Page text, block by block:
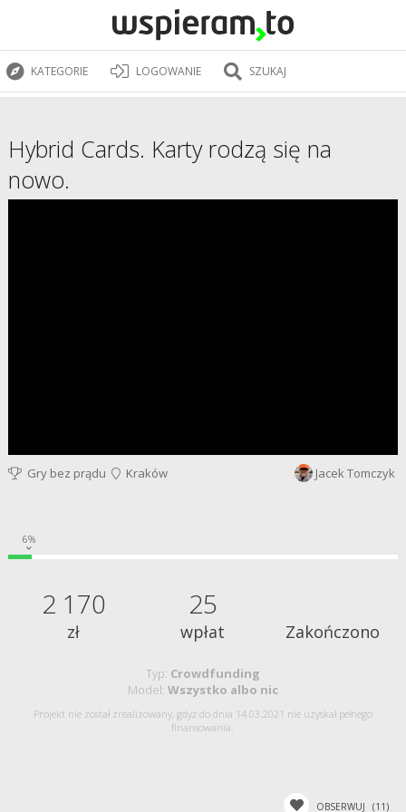
KATEGORIE LOGOWANIE SZUKAJ
Hybrid Cards. Karty rodzą się na
nowo.
Gry bez prądu Kraków Jacek Tomczyk
6%
2 170
zł
25
wpłat Zakończono
Typ: Crowdfunding
Model: Wszystko albo nic
Projekt nie został zrealizowany, gdyż do dnia 14.03.2021 nie uzyskał pełnego
finansowania.
OBSERWUJ (11)